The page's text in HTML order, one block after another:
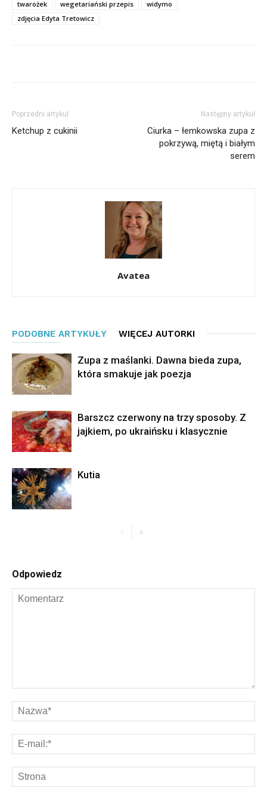
twarożek wegetariański przepis
widymo
zdjęcia Edyta Tretowicz
Poprzedni artykuł
Ketchup z cukinii
Następny artykuł
Ciurka – łemkowska zupa z
pokrzywą, miętą i białym
serem
Avatea
PODOBNE ARTYKUŁY WIĘCEJ AUTORKI
Zupa z maślanki. Dawna bieda zupa,
która smakuje jak poezja
Barszcz czerwony na trzy sposoby. Z
jajkiem, po ukraińsku i klasycznie
Kutia
Odpowiedz